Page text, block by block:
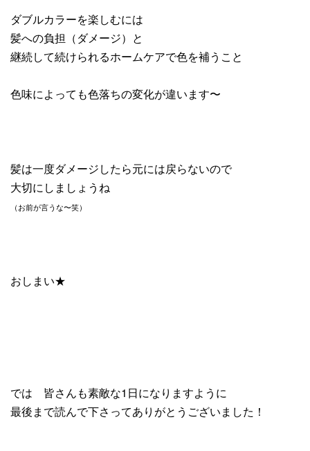
ダブルカラーを楽しむには
髪への負担（ダメージ）と
継続して続けられるホームケアで色を補うこと
色味によっても色落ちの変化が違います〜
髪は一度ダメージしたら元には戻らないので
大切にしましょうね
（お前が言うな〜笑）
おしまい★
では 皆さんも素敵な1日になりますように
最後まで読んで下さってありがとうございました！